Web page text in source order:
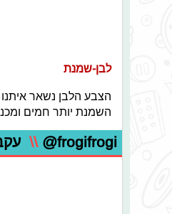
לבן-שמנת
הצבע הלבן נשאר איתנו
השמנת יותר חמים
@frogifrogi
\\